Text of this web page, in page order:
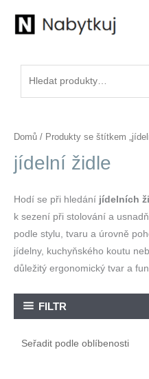
Domů / Produkty se štítkem
jídelní židle
Hodí se při hledání jídelních
k sezení při stolování a
podle stylu, tvaru a úrovně
jídelny, kuchyňského koutu
důležitý ergonomický tvar a
FILTR